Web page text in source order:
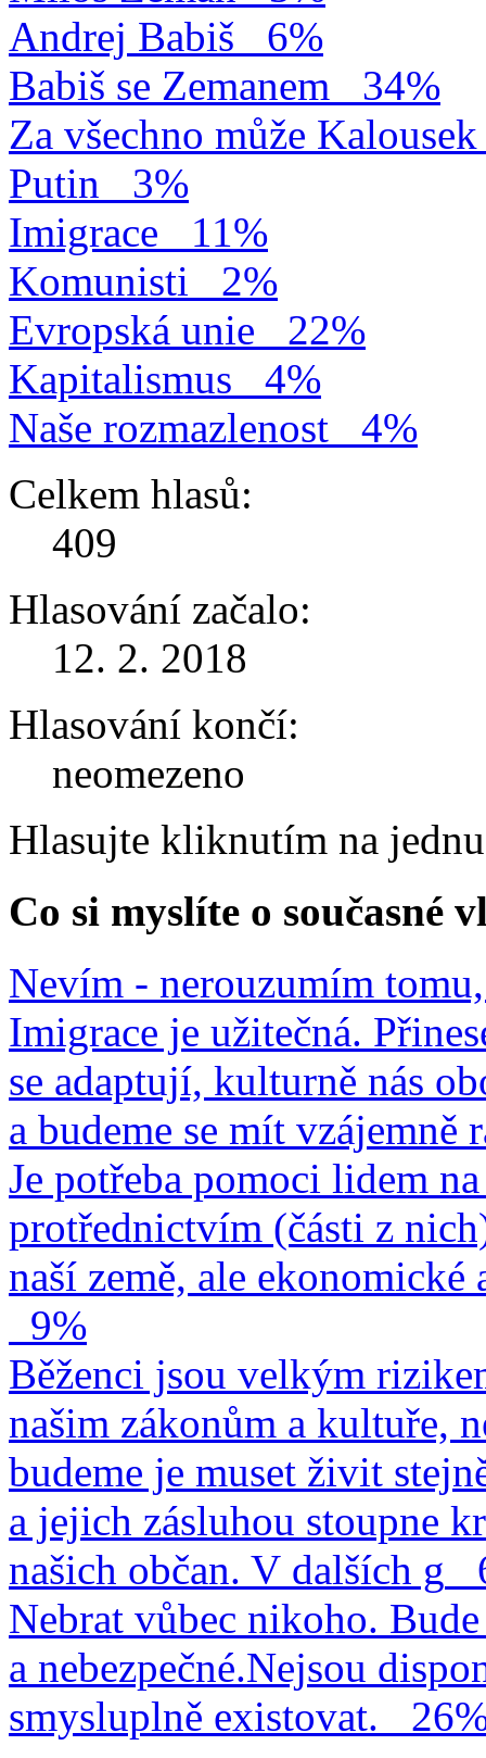
Andrej Babiš
6%
Babiš se Zemanem
34%
Za všechno může Kalousek
Putin
3%
Imigrace
11%
Komunisti
2%
Evropská unie
22%
Kapitalismus
4%
Naše rozmazlenost
4%
Celkem hlasů:
409
Hlasování začalo:
12. 2. 2018
Hlasování končí:
neomezeno
Hlasujte kliknutím na
Co si myslíte o současné
Nevím - nerouzumím
Imigrace je užitečná.
se adaptují, kulturně nás
a budeme se mít vzájemně
Je potřeba pomoci lidem
protřednictvím (části z
naší země, ale
9%
Běženci jsou velkým
našim zákonům a kultuře,
budeme je muset živit
a jejich zásluhou stoupne
našich občan. V dalších g
Nebrat vůbec nikoho.
a nebezpečné.Nejsou
smysluplně existovat.